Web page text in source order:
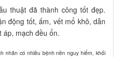
thuật đã thành công tốt đẹp.
động tốt, ấm, vết mổ khô, dẫn
áp, mạch đều ổn.
nhân có nhiều bệnh nền nguy hiểm, khối